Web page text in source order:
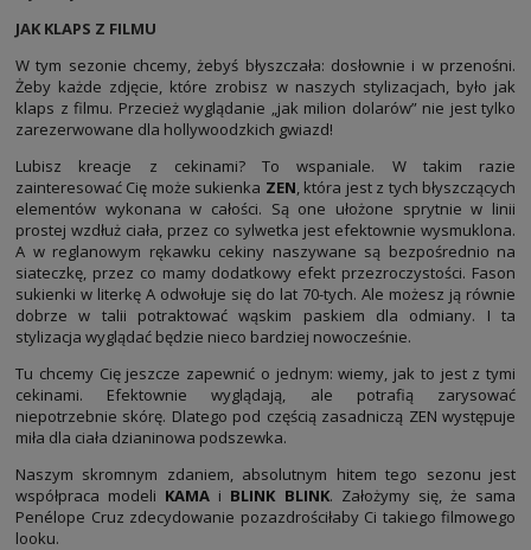
JAK KLAPS Z FILMU
W tym sezonie chcemy, żebyś błyszczała: dosłownie i w przenośni.
Żeby każde zdjęcie, które zrobisz w naszych stylizacjach, było jak
klaps z filmu. Przecież wyglądanie „jak milion dolarów” nie jest tylko
zarezerwowane dla hollywoodzkich gwiazd!
Lubisz kreacje z cekinami? To wspaniale. W takim razie
zainteresować Cię może sukienka ZEN, która jest z tych błyszczących
elementów wykonana w całości. Są one ułożone sprytnie w linii
prostej wzdłuż ciała, przez co sylwetka jest efektownie wysmuklona.
A w reglanowym rękawku cekiny naszywane są bezpośrednio na
siateczkę, przez co mamy dodatkowy efekt przezroczystości. Fason
sukienki w literkę A odwołuje się do lat 70-tych. Ale możesz ją równie
dobrze w talii potraktować wąskim paskiem dla odmiany. I ta
stylizacja wyglądać będzie nieco bardziej nowocześnie.
Tu chcemy Cię jeszcze zapewnić o jednym: wiemy, jak to jest z tymi
cekinami. Efektownie wyglądają, ale potrafią zarysować
niepotrzebnie skórę. Dlatego pod częścią zasadniczą ZEN występuje
miła dla ciała dzianinowa podszewka.
Naszym skromnym zdaniem, absolutnym hitem tego sezonu jest
współpraca modeli KAMA i BLINK BLINK. Założymy się, że sama
Penélope Cruz zdecydowanie pozazdrościłaby Ci takiego filmowego
looku.